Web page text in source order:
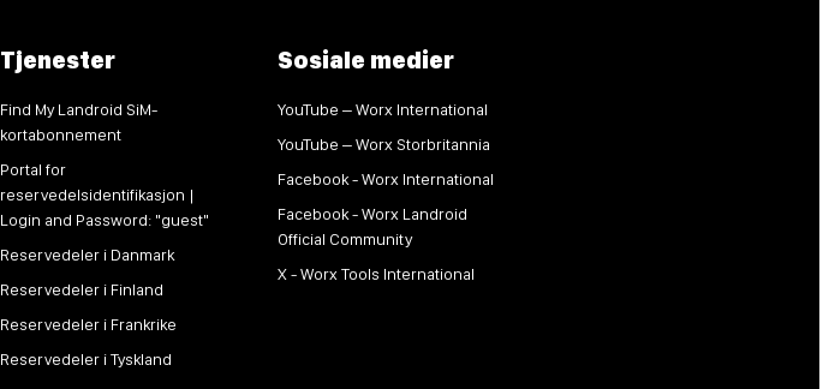
Tjenester
Find My Landroid SiM-
kortabonnement
Portal for
reservedelsidentifikasjon |
Login and Password: "guest"
Reservedeler i Danmark
Reservedeler i Finland
Reservedeler i Frankrike
Reservedeler i Tyskland
Sosiale medier
YouTube – Worx International
YouTube – Worx Storbritannia
Facebook - Worx International
Facebook - Worx Landroid
Official Community
X - Worx Tools International